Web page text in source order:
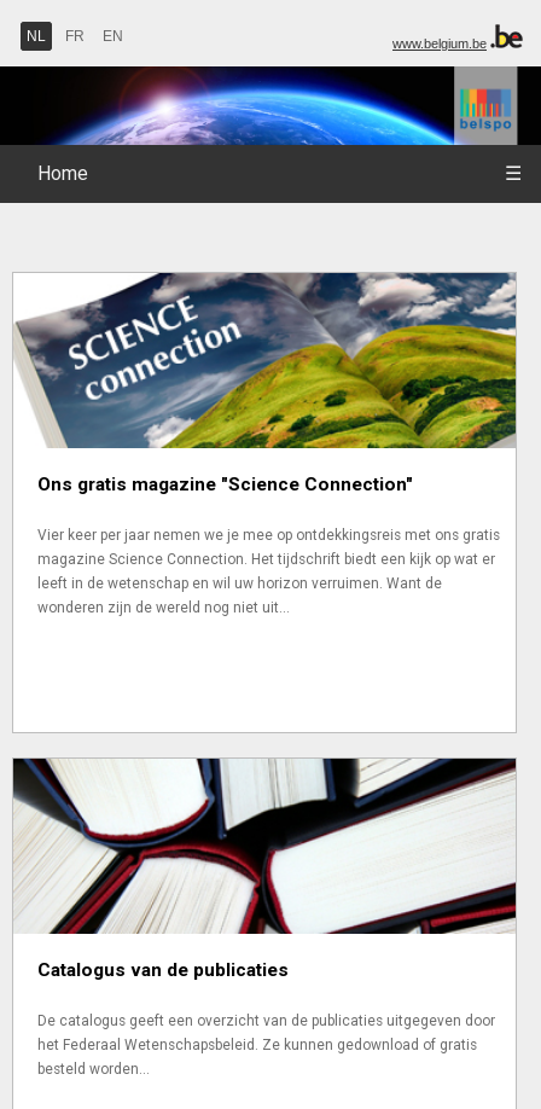
NL FR EN www.belgium.be
Home ☰
Ons gratis magazine "Science Connection"
Vier keer per jaar nemen we je mee op ontdekkingsreis met ons gratis
magazine Science Connection. Het tijdschrift biedt een kijk op wat er
leeft in de wetenschap en wil uw horizon verruimen. Want de
wonderen zijn de wereld nog niet uit...
Catalogus van de publicaties
De catalogus geeft een overzicht van de publicaties uitgegeven door
het Federaal Wetenschapsbeleid. Ze kunnen gedownload of gratis
besteld worden...